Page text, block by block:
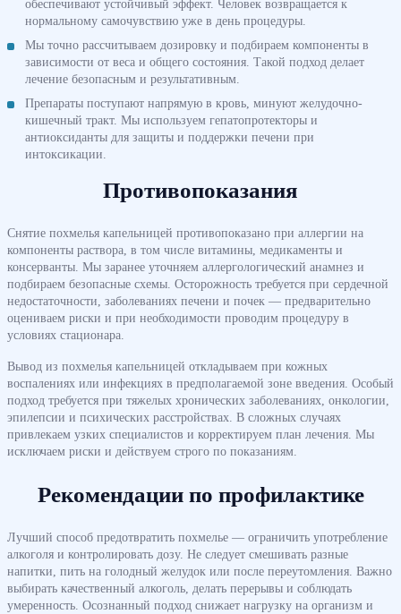
обеспечивают устойчивый эффект. Человек возвращается к
нормальному самочувствию уже в день процедуры.
Мы точно рассчитываем дозировку и подбираем компоненты в
зависимости от веса и общего состояния. Такой подход делает
лечение безопасным и результативным.
Препараты поступают напрямую в кровь, минуют желудочно-
кишечный тракт. Мы используем гепатопротекторы и
антиоксиданты для защиты и поддержки печени при
интоксикации.
Противопоказания
Снятие похмелья капельницей противопоказано при аллергии на
компоненты раствора, в том числе витамины, медикаменты и
консерванты. Мы заранее уточняем аллергологический анамнез и
подбираем безопасные схемы. Осторожность требуется при сердечной
недостаточности, заболеваниях печени и почек — предварительно
оцениваем риски и при необходимости проводим процедуру в
условиях стационара.
Вывод из похмелья капельницей откладываем при кожных
воспалениях или инфекциях в предполагаемой зоне введения. Особый
подход требуется при тяжелых хронических заболеваниях, онкологии,
эпилепсии и психических расстройствах. В сложных случаях
привлекаем узких специалистов и корректируем план лечения. Мы
исключаем риски и действуем строго по показаниям.
Рекомендации по профилактике
Лучший способ предотвратить похмелье — ограничить употребление
алкоголя и контролировать дозу. Не следует смешивать разные
напитки, пить на голодный желудок или после переутомления. Важно
выбирать качественный алкоголь, делать перерывы и соблюдать
умеренность. Осознанный подход снижает нагрузку на организм и